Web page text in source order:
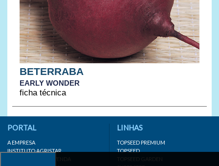
BETERRABA
EARLY WONDER
ficha técnica
PORTAL
A EMPRESA
INSTITUTO AGRISTAR
DISTRIBUIDOR/REVENDA
LINHAS
TOPSEED PREMIUM
TOPSEED
TOPSEED GARDEN